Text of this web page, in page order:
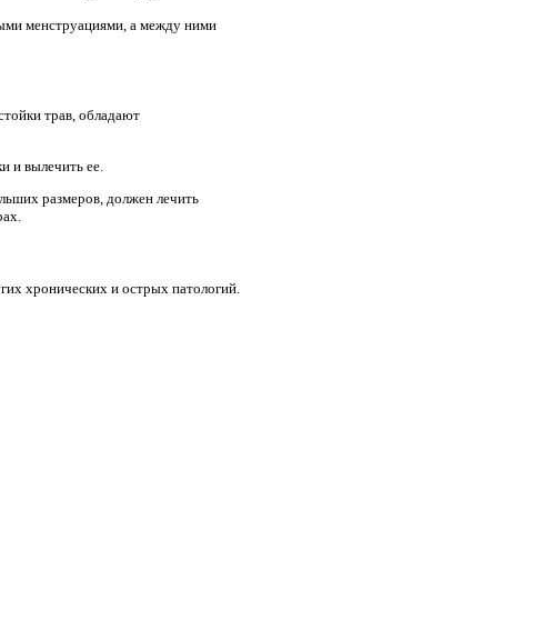
менструациями, а между ними
трав, обладают
и вылечить ее.
размеров, должен лечить
хронических и острых патологий.